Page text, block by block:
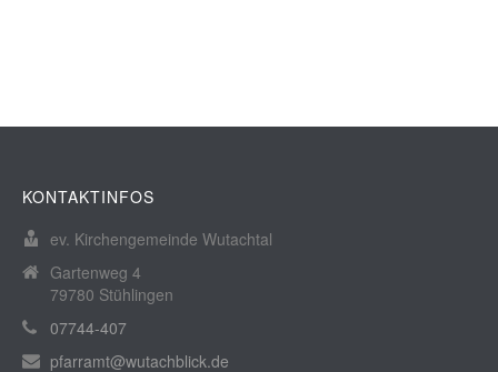
KONTAKTINFOS
ev. Kirchengemeinde Wutachtal
Gartenweg 4
79780 Stühlingen
07744-407
pfarramt@wutachblick.de